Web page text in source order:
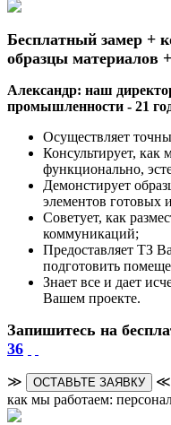
Бесплатный замер +
образцы материалов
Александр: наш
промышленности - 21
Осуществляет
Консультирует, как
функционально,
Демонстирует
элементов готовых
Советует, как
коммуникаций;
Предоставляет ТЗ
подготовить
Знает все и дает
Вашем проекте.
Запишитесь на
36
≫ ОСТАВЬТЕ ЗАЯВКУ
≪
как мы работаем: